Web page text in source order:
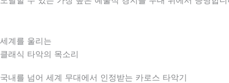
세계를 울리는
클래식 타악의 목소리
국내를 넘어 세계 무대에서 인정받는 카로스 타악기